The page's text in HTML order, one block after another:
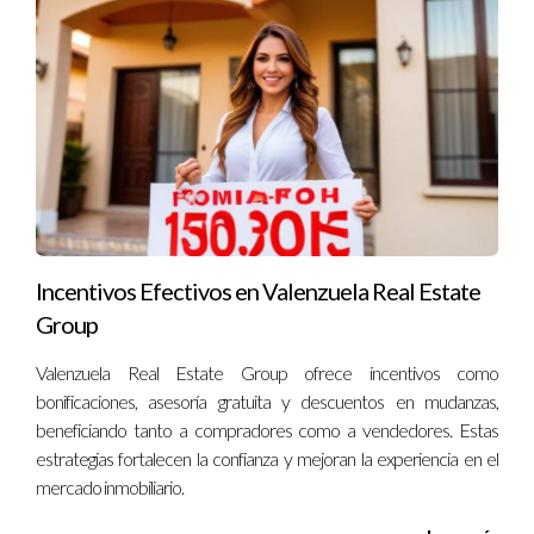
asesoría personalizada; soy Ignacio Valenzuela y estoy aquí
para ayudarte a navegar por este emocionante mundo
inmobiliario.
Preguntas Frecuentes
¿Cuáles son las mejores épocas del año para
atraer compradores internacionales?
para atraer a compradores internacionales, especialmente
durante el verano o las vacaciones.
¿Qué documentos necesito para vender a un
comprador internacional?
Es fundamental tener toda la documentación legal lista,
incluyendo títulos de propiedad y certificados fiscales.
Incentivos Efectivos en Valenzuela Real Estate
Group
Valenzuela Real Estate Group ofrece incentivos como
bonificaciones, asesoría gratuita y descuentos en mudanzas,
beneficiando tanto a compradores como a vendedores. Estas
estrategias fortalecen la confianza y mejoran la experiencia en el
mercado inmobiliario.